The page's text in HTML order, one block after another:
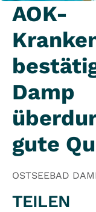
AOK-
Damp
gute
OSTSEEBAD
TEILEN